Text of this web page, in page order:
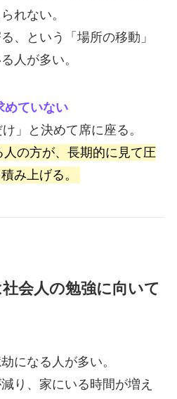
れない。
、という「場所の移動」
人が多い。
ていない
」と決めて席に座る。
の方が、長期的に見て圧
み上げる。
会人の勉強に向いて
になる人が多い。
り、家にいる時間が増え